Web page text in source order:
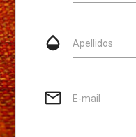
opacity Apellidos
mail_outline E-mail